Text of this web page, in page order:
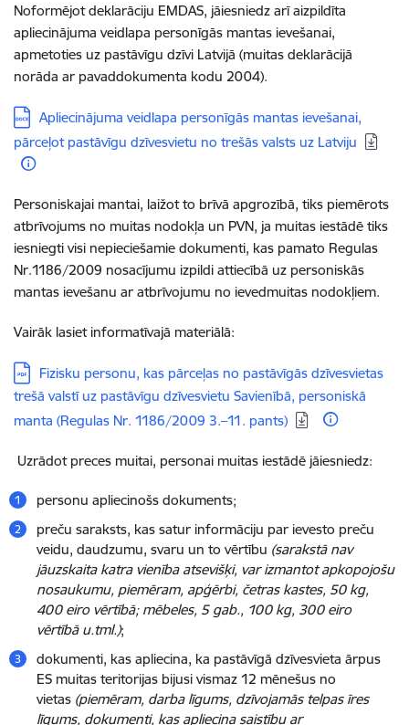
Noformējot deklarāciju EMDAS, jāiesniedz arī aizpildīta
apliecinājuma veidlapa personīgās mantas ievešanai,
apmetoties uz pastāvīgu dzīvi Latvijā (muitas deklarācijā
norāda ar pavaddokumenta kodu 2004).
Lejupielādēt:
Apliecinājuma veidlapa personīgās mantas ievešanai,
pārceļot pastāvīgu dzīvesvietu no trešās valsts uz Latviju
Personiskajai mantai, laižot to brīvā apgrozībā, tiks piemērots
atbrīvojums no muitas nodokļa un PVN, ja muitas iestādē tiks
iesniegti visi nepieciešamie dokumenti, kas pamato Regulas
Nr.1186/2009 nosacījumu izpildi attiecībā uz personiskās
mantas ievešanu ar atbrīvojumu no ievedmuitas nodokļiem.
Vairāk lasiet informatīvajā materiālā:
Lejupielādēt:
Fizisku personu, kas pārceļas no pastāvīgās dzīvesvietas
trešā valstī uz pastāvīgu dzīvesvietu Savienībā, personiskā
manta (Regulas Nr. 1186/2009 3.–11. pants)
Uzrādot preces muitai, personai muitas iestādē jāiesniedz:
personu apliecinošs dokuments;
preču saraksts, kas satur informāciju par ievesto preču
veidu, daudzumu, svaru un to vērtību (sarakstā nav
jāuzskaita katra vienība atsevišķi, var izmantot apkopojošu
nosaukumu, piemēram, apģērbi, četras kastes, 50 kg,
400 eiro vērtībā; mēbeles, 5 gab., 100 kg, 300 eiro
vērtībā u.tml.);
dokumenti, kas apliecina, ka pastāvīgā dzīvesvieta ārpus
ES muitas teritorijas bijusi vismaz 12 mēnešus no
vietas (piemēram, darba līgums, dzīvojamās telpas īres
līgums, dokumenti, kas apliecina saistību ar